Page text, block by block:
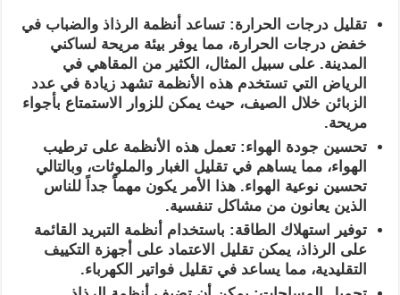
تقليل درجات الحرارة: تساعد أنظمة الرذاذ والضباب في
خفض درجات الحرارة، مما يوفر بيئة مريحة لساكني
المدينة. على سبيل المثال، الكثير من المقاهي في
الرياض التي تستخدم هذه الأنظمة تشهد زيادة في عدد
الزبائن خلال الصيف، حيث يمكن للزوار الاستمتاع بأجواء
مريحة.
تحسين جودة الهواء: تعمل هذه الأنظمة على ترطيب
الهواء، مما يساهم في تقليل الغبار والملوثات، وبالتالي
تحسين نوعية الهواء. هذا الأمر يكون مهماً جداً للناس
الذين يعانون من مشاكل تنفسية.
توفير استهلاك الطاقة: باستخدام أنظمة التبريد القائمة
على الرذاذ، يمكن تقليل الاعتماد على أجهزة التكييف
التقليدية، مما يساعد في تقليل فواتير الكهرباء.